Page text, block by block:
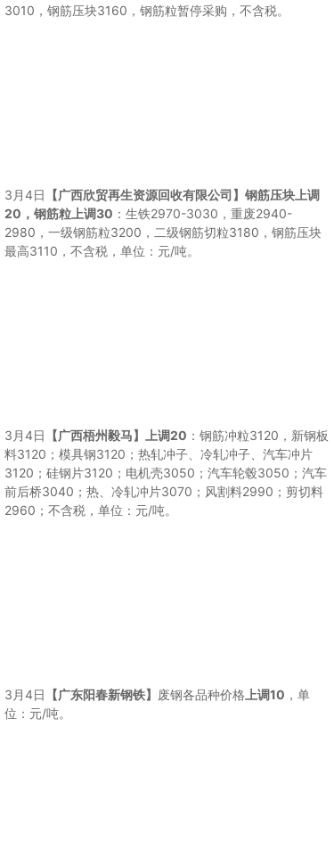
3010，钢筋压块3160，钢筋粒暂停采购，不含税。
3月4日 【广西欣贸再生资源回收有限公司】 钢筋压块上调
20，钢筋粒上调30 ：生铁2970-3030，重废2940-
2980，一级钢筋粒3200，二级钢筋切粒3180，钢筋压块
最高3110，不含税，单位：元/吨。
3月4日 【广西梧州毅马】 上调20 ：钢筋冲粒3120，新钢板
料3120；模具钢3120；热轧冲子、冷轧冲子、汽车冲片
3120；硅钢片3120；电机壳3050；汽车轮毂3050；汽车
前后桥3040；热、冷轧冲片3070；风割料2990；剪切料
2960；不含税，单位：元/吨。
3月4日 【广东阳春新钢铁】 废钢各品种价格 上调10 ，单
位：元/吨。